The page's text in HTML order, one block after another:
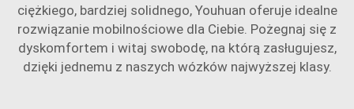
ciężkiego, bardziej solidnego, Youhuan oferuje idealne
rozwiązanie mobilnościowe dla Ciebie. Pożegnaj się z
dyskomfortem i witaj swobodę, na którą zasługujesz,
dzięki jednemu z naszych wózków najwyższej klasy.